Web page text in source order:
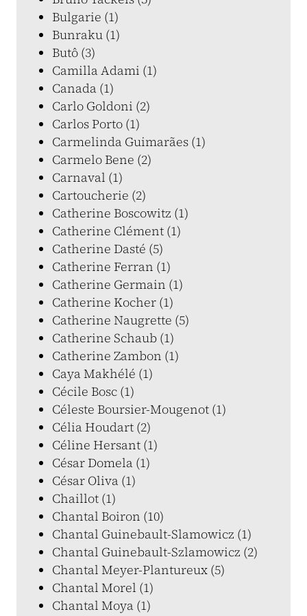
Bulgarie (1)
Bunraku (1)
Butô (3)
Camilla Adami (1)
Canada (1)
Carlo Goldoni (2)
Carlos Porto (1)
Carmelinda Guimarães (1)
Carmelo Bene (2)
Carnaval (1)
Cartoucherie (2)
Catherine Boscowitz (1)
Catherine Clément (1)
Catherine Dasté (5)
Catherine Ferran (1)
Catherine Germain (1)
Catherine Kocher (1)
Catherine Naugrette (5)
Catherine Schaub (1)
Catherine Zambon (1)
Caya Makhélé (1)
Cécile Bosc (1)
Céleste Boursier-Mougenot (1)
Célia Houdart (2)
Céline Hersant (1)
César Domela (1)
César Oliva (1)
Chaillot (1)
Chantal Boiron (10)
Chantal Guinebault-Slamowicz (1)
Chantal Guinebault-Szlamowicz (2)
Chantal Meyer-Plantureux (5)
Chantal Morel (1)
Chantal Moya (1)